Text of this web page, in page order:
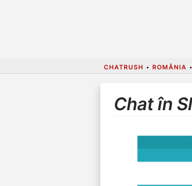
CHATRUSH • ROMÂNIA •
Chat în